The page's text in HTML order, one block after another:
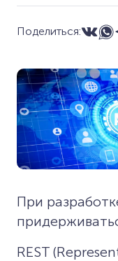
При
REST
Поделиться: